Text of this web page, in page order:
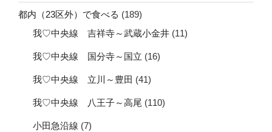
都内（23区外）で食べる (189)
我♡中央線 吉祥寺～武蔵小金井 (11)
我♡中央線 国分寺～国立 (16)
我♡中央線 立川～豊田 (41)
我♡中央線 八王子～高尾 (110)
小田急沿線 (7)